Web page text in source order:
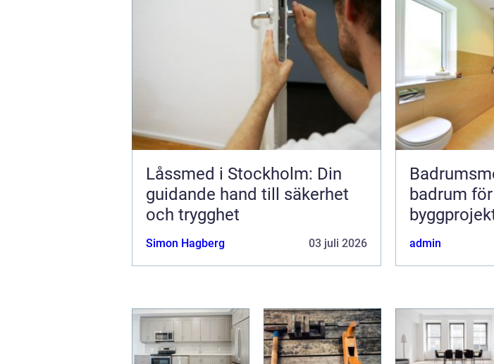
Låssmed i Stockholm: Din
guidande hand till säkerhet
och trygghet
Simon Hagberg 03 juli 2026
Badrumsmodul
badrum
admin